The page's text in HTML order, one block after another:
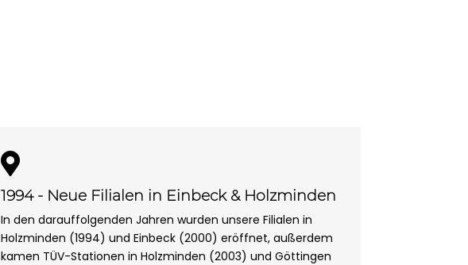

1994 - Neue Filialen in Einbeck & Holzminden
In den darauffolgenden Jahren wurden unsere Filialen in
Holzminden (1994) und Einbeck (2000) eröffnet, außerdem
kamen TÜV-Stationen in Holzminden (2003) und Göttingen